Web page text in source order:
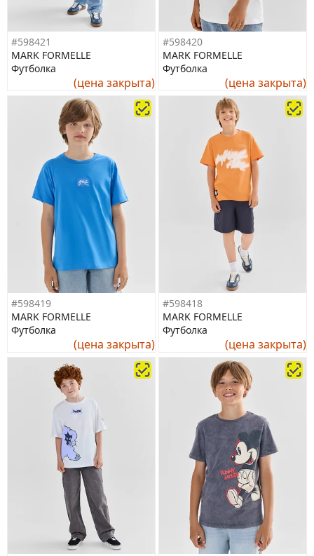
#598421
MARK FORMELLE
Футболка
(цена закрыта)
#598420
MARK FORMELLE
Футболка
(цена закрыта)
#598419
MARK FORMELLE
Футболка
(цена закрыта)
#598418
MARK FORMELLE
Футболка
(цена закрыта)